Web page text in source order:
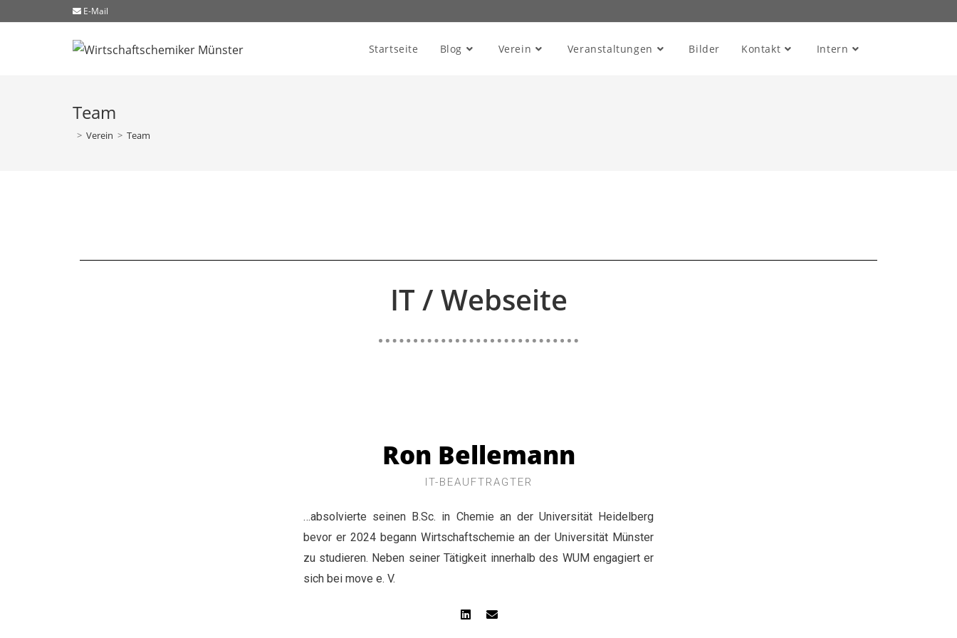
E-Mail
Startseite Blog Verein Veranstaltungen Bilder Kontakt Intern
Team
> Verein > Team
IT / Webseite
Ron Bellemann
IT-BEAUFTRAGTER
…absolvierte seinen B.Sc. in Chemie an der Universität Heidelberg
bevor er 2024 begann Wirtschaftschemie an der Universität Münster
zu studieren. Neben seiner Tätigkeit innerhalb des WUM engagiert er
sich bei move e. V.